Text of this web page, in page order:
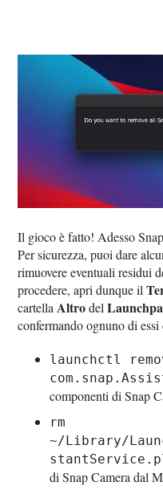
Il gioco è fatto! Adesso
Per sicurezza, puoi dare
rimuovere eventuali residui
procedere, apri dunque il
cartella Altrodel
confermando ognuno di
launchctl
componenti di Snap
rm
~/Library/
di Snap Camera dal